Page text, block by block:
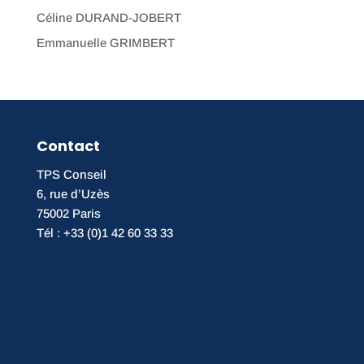
Céline DURAND-JOBERT
Emmanuelle GRIMBERT
Contact
TPS Conseil
6, rue d’Uzès
75002 Paris
Tél : +33 (0)1 42 60 33 33